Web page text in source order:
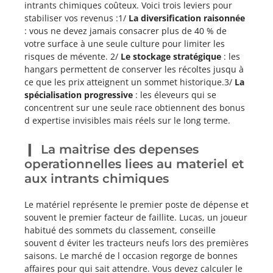
intrants chimiques coûteux. Voici trois leviers pour
stabiliser vos revenus :1/ La diversification raisonnée
: vous ne devez jamais consacrer plus de 40 % de
votre surface à une seule culture pour limiter les
risques de mévente. 2/ Le stockage stratégique : les
hangars permettent de conserver les récoltes jusqu à
ce que les prix atteignent un sommet historique.3/ La
spécialisation progressive : les éleveurs qui se
concentrent sur une seule race obtiennent des bonus
d expertise invisibles mais réels sur le long terme.
La maitrise des depenses
operationnelles liees au materiel et
aux intrants chimiques
Le matériel représente le premier poste de dépense et
souvent le premier facteur de faillite. Lucas, un joueur
habitué des sommets du classement, conseille
souvent d éviter les tracteurs neufs lors des premières
saisons. Le marché de l occasion regorge de bonnes
affaires pour qui sait attendre. Vous devez calculer le